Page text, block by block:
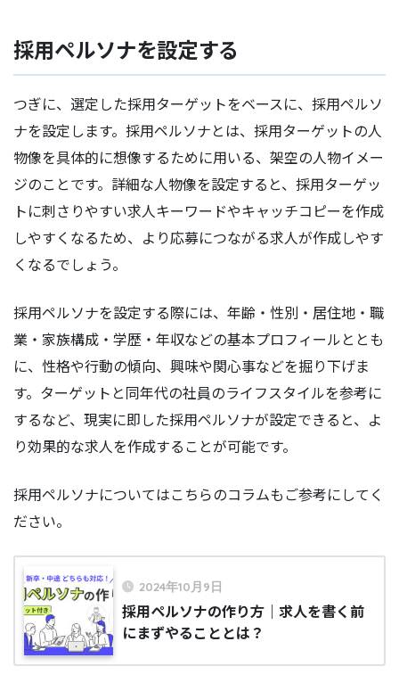
採用ペルソナを設定する
つぎに、選定した採用ターゲットをベースに、採用ペルソ
ナを設定します。採用ペルソナとは、採用ターゲットの人
物像を具体的に想像するために用いる、架空の人物イメー
ジのことです。詳細な人物像を設定すると、採用ターゲッ
トに刺さりやすい求人キーワードやキャッチコピーを作成
しやすくなるため、より応募につながる求人が作成しやす
くなるでしょう。
採用ペルソナを設定する際には、年齢・性別・居住地・職
業・家族構成・学歴・年収などの基本プロフィールととも
に、性格や行動の傾向、興味や関心事などを掘り下げま
す。ターゲットと同年代の社員のライフスタイルを参考に
するなど、現実に即した採用ペルソナが設定できると、よ
り効果的な求人を作成することが可能です。
採用ペルソナについてはこちらのコラムもご参考にしてく
ださい。
2024年10月9日
採用ペルソナの作り方｜求人を書く前
にまずやることとは？